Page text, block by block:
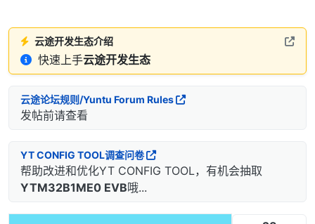
云途开发生态介绍
快速上手云途开发生态
云途论坛规则/Yuntu Forum Rules
发帖前请查看
YT CONFIG TOOL调查问卷
帮助改进和优化YT CONFIG TOOL，有机会抽取
YTM32B1ME0 EVB哦...